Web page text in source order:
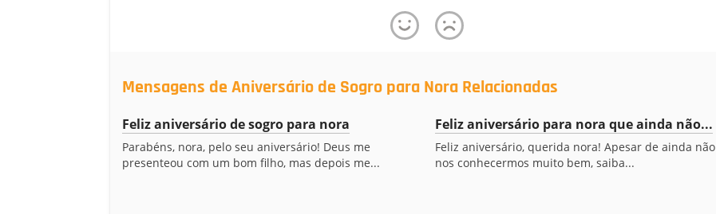
Mensagens de Aniversário de Sogro para Nora Relacionadas
Feliz aniversário de sogro para nora
Parabéns, nora, pelo seu aniversário! Deus me
presenteou com um bom filho, mas depois me...
Feliz aniversário para nora que ainda não...
Feliz aniversário, querida nora! Apesar de ainda não
nos conhecermos muito bem, saiba...